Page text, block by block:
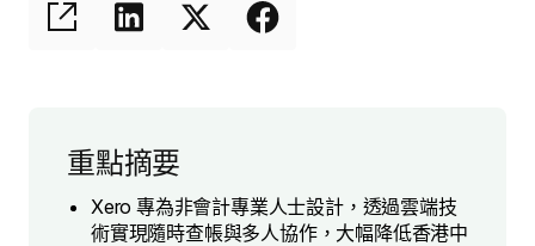
重點摘要
Xero 專為非會計專業人士設計，透過雲端技
術實現隨時查帳與多人協作，大幅降低香港中